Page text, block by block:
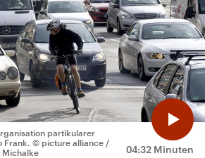
04:32 Minuten
partikularer
Frank. © picture alliance /
Michalke